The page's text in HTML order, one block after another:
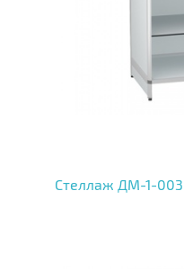
Стеллаж ДМ-1-